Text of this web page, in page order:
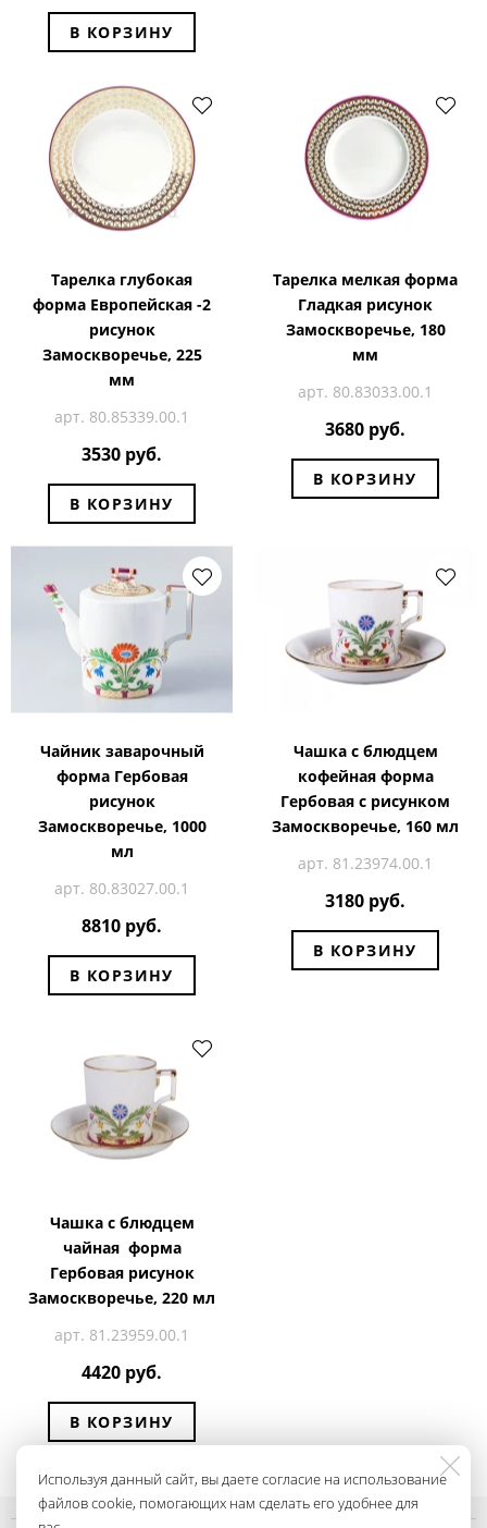
В КОРЗИНУ
Тарелка глубокая
форма Европейская -2
рисунок
Замоскворечье, 225
мм
арт. 80.85339.00.1
3530 руб.
В КОРЗИНУ
Тарелка мелкая форма
Гладкая рисунок
Замоскворечье, 180
мм
арт. 80.83033.00.1
3680 руб.
В КОРЗИНУ
Чайник заварочный
форма Гербовая
рисунок
Замоскворечье, 1000
мл
арт. 80.83027.00.1
8810 руб.
В КОРЗИНУ
Чашка с блюдцем
кофейная форма
Гербовая с рисунком
Замоскворечье, 160 мл
арт. 81.23974.00.1
3180 руб.
В КОРЗИНУ
Чашка с блюдцем
чайная форма
Гербовая рисунок
Замоскворечье, 220 мл
арт. 81.23959.00.1
4420 руб.
В КОРЗИНУ
Используя данный сайт, вы даете согласие на использование
файлов cookie, помогающих нам сделать его удобнее для